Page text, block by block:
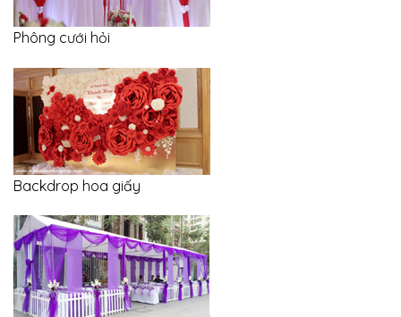
Phông cưới hỏi
Backdrop hoa giấy